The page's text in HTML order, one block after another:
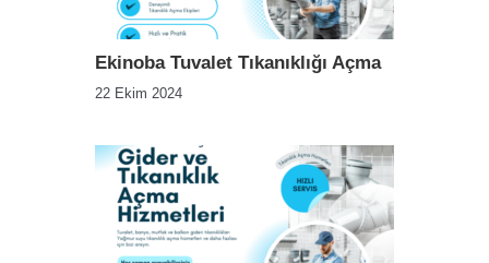
Ekinoba Tuvalet Tıkanıklığı Açma
22 Ekim 2024